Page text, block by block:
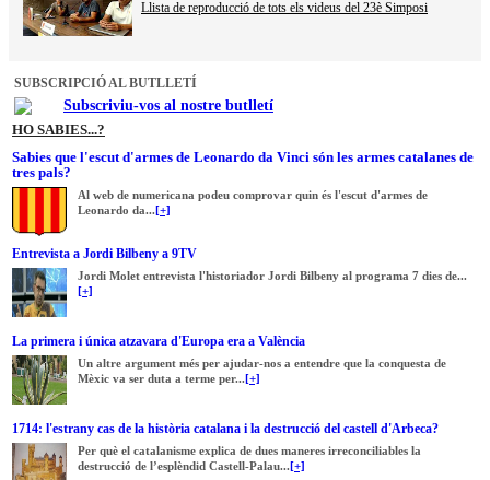
Llista de reproducció de tots els videus del 23è Simposi
SUBSCRIPCIÓ AL BUTLLETÍ
Subscriviu-vos al nostre butlletí
HO SABIES...?
Sabies que l'escut d'armes de Leonardo da Vinci són les armes catalanes de
tres pals?
Al web de numericana podeu comprovar quin és l'escut d'armes de
Leonardo da...[+]
Entrevista a Jordi Bilbeny a 9TV
Jordi Molet entrevista l'historiador Jordi Bilbeny al programa 7 dies de...
[+]
La primera i única atzavara d'Europa era a València
Un altre argument més per ajudar-nos a entendre que la conquesta de
Mèxic va ser duta a terme per...[+]
1714: l'estrany cas de la història catalana i la destrucció del castell d'Arbeca?
Per què el catalanisme explica de dues maneres irreconciliables la
destrucció de l’esplèndid Castell-Palau...[+]